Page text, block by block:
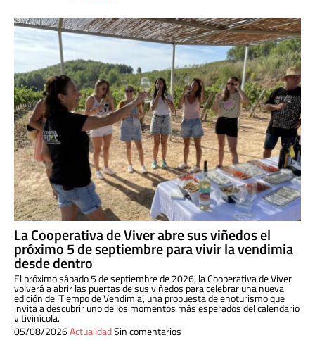
La Cooperativa de Viver abre sus viñedos el
próximo 5 de septiembre para vivir la vendimia
desde dentro
El próximo sábado 5 de septiembre de 2026, la Cooperativa de Viver
volverá a abrir las puertas de sus viñedos para celebrar una nueva
edición de ‘Tiempo de Vendimia’, una propuesta de enoturismo que
invita a descubrir uno de los momentos más esperados del calendario
vitivinícola.
05/08/2026ActualidadSin comentarios